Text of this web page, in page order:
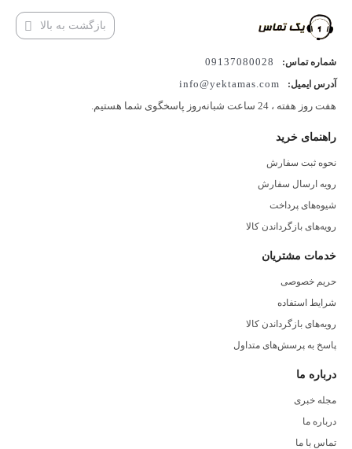
بازگشت به بالا
شماره تماس: 09137080028
آدرس ایمیل:
info@yektamas.com
هفت روز هفته ، 24 ساعت شبانه‌روز پاسخگوی شما هستیم.
راهنمای خرید
نحوه ثبت سفارش
رویه ارسال سفارش
شیوه‌های پرداخت
رویه‌های بازگرداندن کالا
خدمات مشتریان
حریم خصوصی
شرایط استفاده
رویه‌های بازگرداندن کالا
پاسخ به پرسش‌های متداول
درباره ما
مجله خبری
درباره ما
تماس با ما